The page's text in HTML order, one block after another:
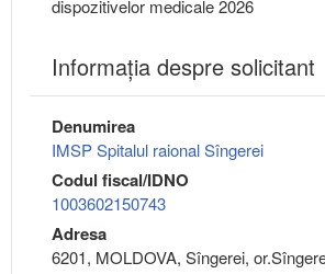
dispozitivelor medicale 2026
Informaţia despre solicitant
Denumirea
IMSP Spitalul raional Sîngerei
Codul fiscal/IDNO
1003602150743
Adresa
6201, MOLDOVA, Sîngerei,